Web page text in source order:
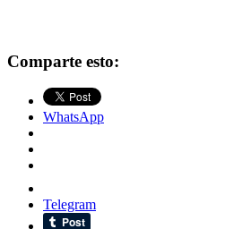
Comparte esto:
WhatsApp
Telegram